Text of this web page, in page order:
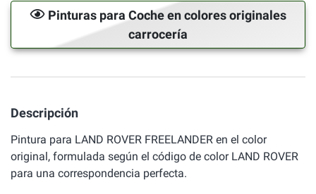
Pinturas para Coche en colores originales
carrocería
Descripción
Pintura para LAND ROVER FREELANDER en el color
original, formulada según el código de color LAND ROVER
para una correspondencia perfecta.